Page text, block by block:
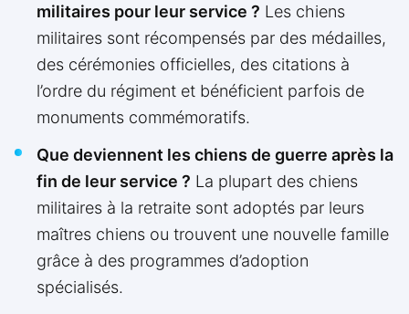
militaires pour leur service ? Les chiens
militaires sont récompensés par des médailles,
des cérémonies officielles, des citations à
l’ordre du régiment et bénéficient parfois de
monuments commémoratifs.
Que deviennent les chiens de guerre après la
fin de leur service ? La plupart des chiens
militaires à la retraite sont adoptés par leurs
maîtres chiens ou trouvent une nouvelle famille
grâce à des programmes d’adoption
spécialisés.